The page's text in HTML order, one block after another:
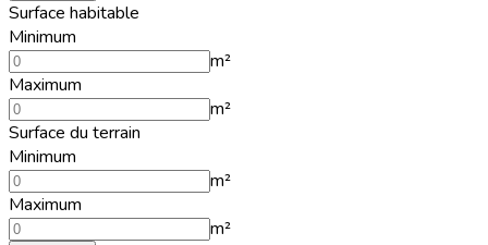
Surface habitable
Minimum
m²
Maximum
m²
Surface du terrain
Minimum
m²
Maximum
m²